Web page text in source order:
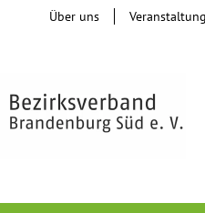
Über uns